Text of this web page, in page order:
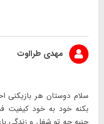
مهدی طرااوت
سلام دوستان هر
بکنه خود به خود کیفیت